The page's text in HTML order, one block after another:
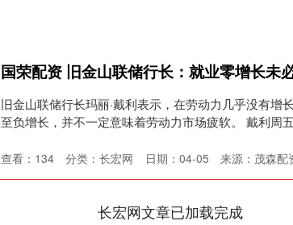
旧金山联储行长玛丽·戴利表示，在劳动力几乎没有增
至负增长，并不一定意味着劳动力市场疲软。 戴利周
日期：04-05 来源：茂森配
查看： 134 分类： 长宏网
长宏网文章已加载完成